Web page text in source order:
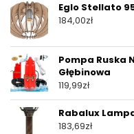
Eglo Stellato
184,00zł
Pompa Ruska
Głębinowa
119,99zł
Rabalux
183,69zł